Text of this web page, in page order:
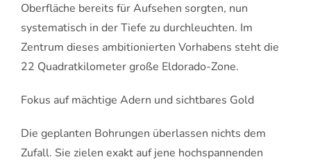
Oberfläche bereits für Aufsehen sorgten, nun
systematisch in der Tiefe zu durchleuchten. Im
Zentrum dieses ambitionierten Vorhabens steht die
22 Quadratkilometer große Eldorado-Zone.
Fokus auf mächtige Adern und sichtbares Gold
Die geplanten Bohrungen überlassen nichts dem
Zufall. Sie zielen exakt auf jene hochspannenden